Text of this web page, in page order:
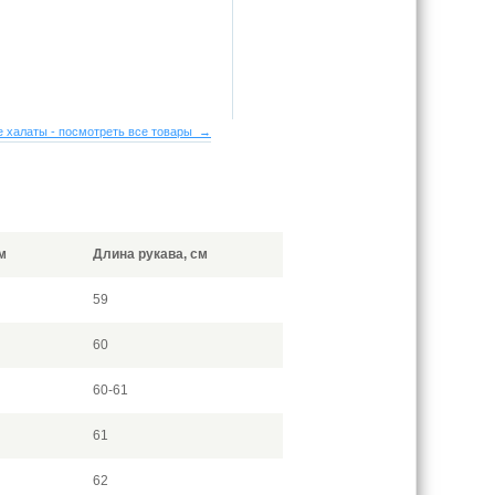
халаты - посмотреть все товары →
Длина рукава, см
59
60
60-61
61
62